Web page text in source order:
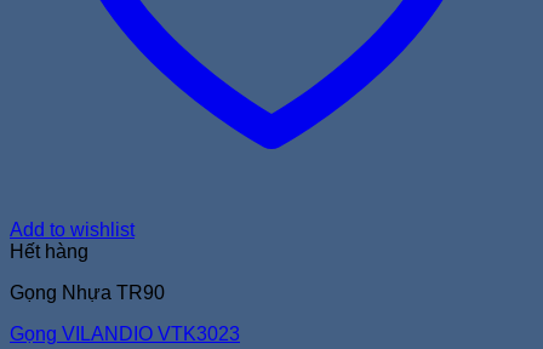
Add to wishlist
Hết hàng
Gọng Nhựa TR90
Gọng VILANDIO VTK3023